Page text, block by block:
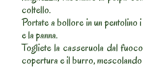
coltello.
Portate a bollore in un pentolino
e la panna.
Togliete la casseruola dal
copertura e il burro, mescolando